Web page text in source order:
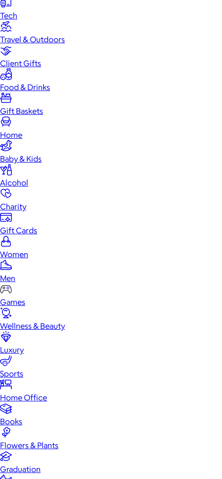
Tech
Travel & Outdoors
Client Gifts
Food & Drinks
Gift Baskets
Home
Baby & Kids
Alcohol
Charity
Gift Cards
Women
Men
Games
Wellness & Beauty
Luxury
Sports
Home Office
Books
Flowers & Plants
Graduation